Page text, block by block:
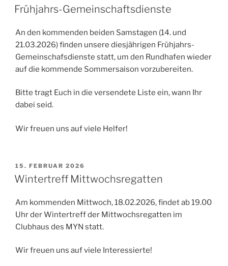
AM
Frühjahrs-Gemeinschaftsdienste
An den kommenden beiden Samstagen (14. und
21.03.2026) finden unsere diesjährigen Frühjahrs-
Gemeinschafsdienste statt, um den Rundhafen wieder
auf die kommende Sommersaison vorzubereiten.
Bitte tragt Euch in die versendete Liste ein, wann Ihr
dabei seid.
Wir freuen uns auf viele Helfer!
VERÖFFENTLICHT
AM
15. FEBRUAR 2026
Wintertreff Mittwochsregatten
Am kommenden Mittwoch, 18.02.2026, findet ab 19.00
Uhr der Wintertreff der Mittwochsregatten im
Clubhaus des MYN statt.
Wir freuen uns auf viele Interessierte!